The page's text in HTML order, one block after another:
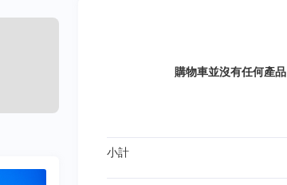
購物車並沒有任何產品
小計